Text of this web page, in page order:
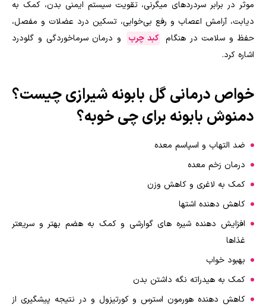
موثر در برابر سردرد‌های میگرنی، تقویت سیستم ایمنی بدن، کمک به
دیابت، آرامش اعصاب و رفع بی‌خوابی، تسکین درد عضلات و مفصل،
حفظ و سلامت در هنگام کبد چرب
و درمان سرماخوردگی و گلودرد
اشاره کرد.
خواص درمانی گل بابونه شیرازی چیست؟
دمنوش بابونه برای چی خوبه؟
ضد التهاب و اسپاسم معده
درمان زخم معده
کمک به لاغری و کاهش وزن
کاهش دهنده اشتها
افزایش دهنده شیره های گوارشی و کمک به هضم بهتر و سریعتر
غذاها
بهبود خواب
کمک به هیدراته نگه داشتن بدن
کاهش دهنده هورمون استرس و کورتیزول و در نتیجه پیشگیری از